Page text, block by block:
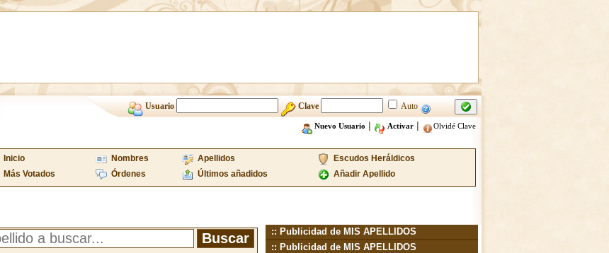
Usuario Clave Auto
Nuevo Usuario | Activar| Olvidé Clave
Inicio Nombres Apellidos
Escudos Heráldicos
Más Votados
Órdenes Últimos añadidos Añadir Apellido
:: Publicidad de MIS APELLIDOS
:: Publicidad de MIS APELLIDOS